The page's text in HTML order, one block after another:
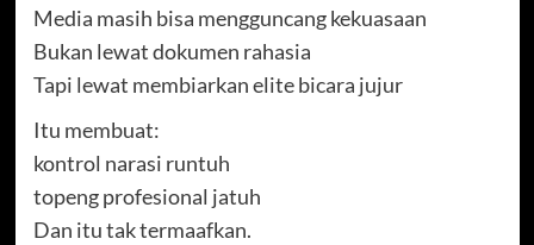
Media masih bisa mengguncang kekuasaan
Bukan lewat dokumen rahasia
Tapi lewat membiarkan elite bicara jujur
Itu membuat:
kontrol narasi runtuh
topeng profesional jatuh
Dan itu tak termaafkan.